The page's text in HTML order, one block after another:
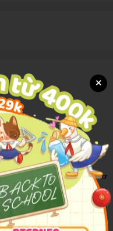
ba
quay trở lại của nàng thơ
Trân đưa bạn lạc vào một
một ly vang tình” để một lần
×